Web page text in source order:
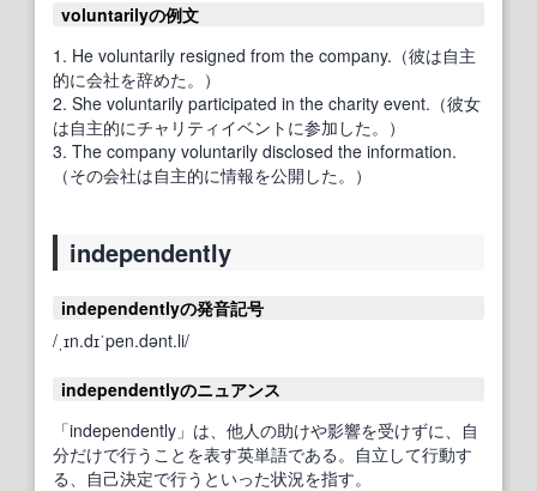
voluntarilyの例文
1. He voluntarily resigned from the company.（彼は自主
的に会社を辞めた。）
2. She voluntarily participated in the charity event.（彼女
は自主的にチャリティイベントに参加した。）
3. The company voluntarily disclosed the information.
（その会社は自主的に情報を公開した。）
independently
independentlyの発音記号
/ˌɪn.dɪˈpen.dənt.li/
independentlyのニュアンス
「independently」は、他人の助けや影響を受けずに、自
分だけで行うことを表す英単語である。自立して行動す
る、自己決定で行うといった状況を指す。